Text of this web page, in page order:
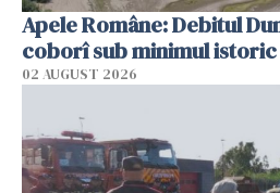
Apele Române: Debitul
coborî sub minimul istoric
02 AUGUST 2026